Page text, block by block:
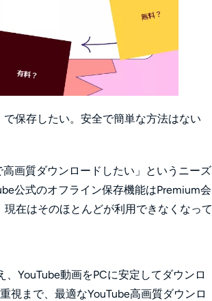
保存したい。安全で簡単な方法はない
画質ダウンロードしたい」というニーズ
公式のオフライン保存機能はPremium会
在はそのほとんどが利用できなくなって
YouTube動画をPCに安定してダウンロ
視まで、最適なYouTube高画質ダウンロ